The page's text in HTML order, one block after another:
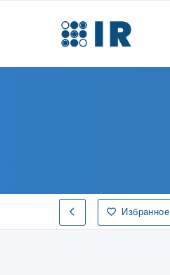
Избранное